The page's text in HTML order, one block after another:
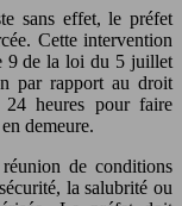
sans effet, le préfet
Cette intervention
9 de la loi du 5 juillet
par rapport au droit
heures pour faire
demeure.
de conditions
la salubrité ou